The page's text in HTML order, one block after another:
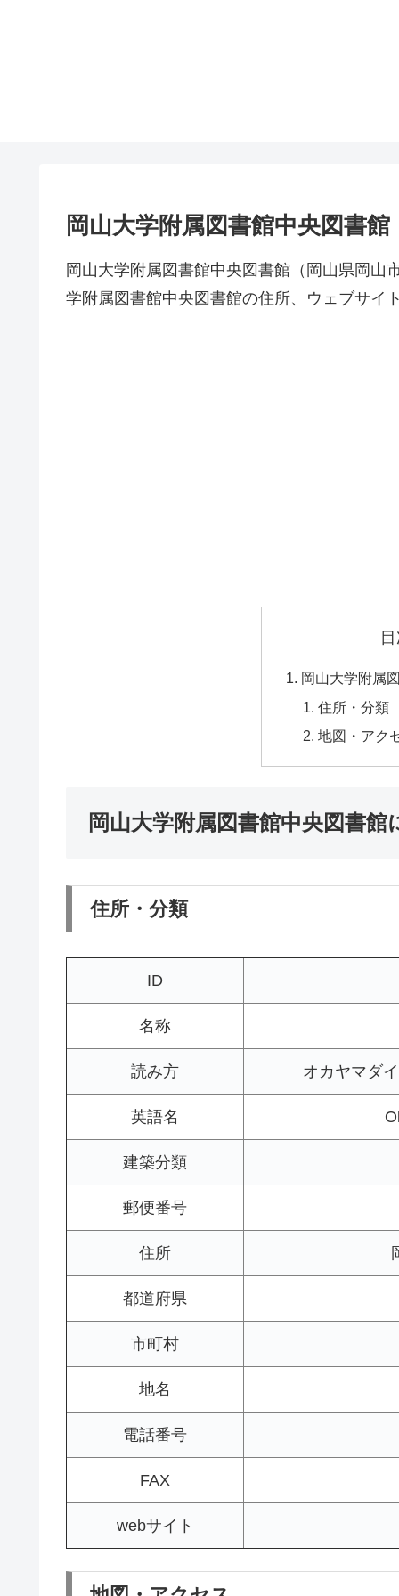
岡山大学附属図書館中央図書館
岡山大学附属図書館中央図書館（岡山県岡山
学附属図書館中央図書館の住所、ウェブサイ
岡山大学附属
住所・分類
地図・アク
岡山大学附属図書館中央図書館
住所・分類
ID
名称
読み方 オカヤマダ
英語名
建築分類
郵便番号
住所
都道府県
市町村
地名
電話番号
FAX
webサイト